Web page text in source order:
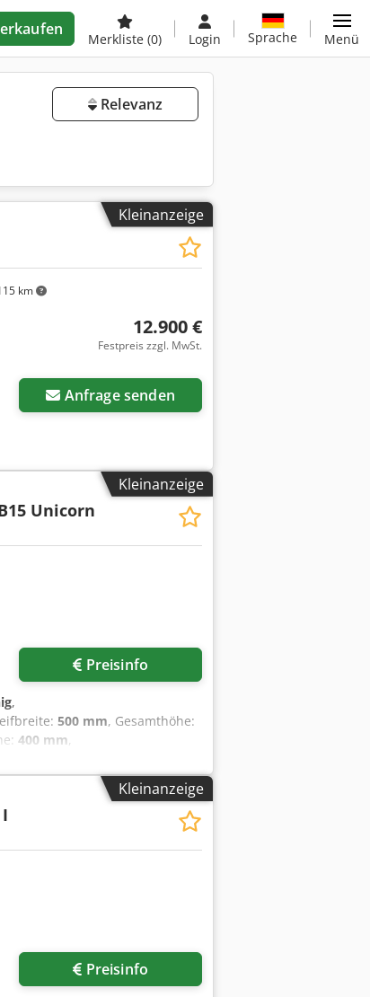
Merkliste (0) Login Sprache Menü
Relevanz
Kleinanzeige
km
12.900 €
Festpreis zzgl. MwSt.
Anfrage senden
Kleinanzeige
Unicorn
Preisinfo
,
500 mm, Gesamthöhe:
400 mm,
eine gebrauchte Elb Schliff
Schleifscheibe : 400 X 100 X
(X) hydraulisch 1 – 25
Kg Magnetplatte 1500 x
(Y) und Quer (Z) Dcsdpfx
inkremental Glasmaßstäbe für
einem Außenlager nahe
erfolgen.
Kleinanzeige
Preisinfo